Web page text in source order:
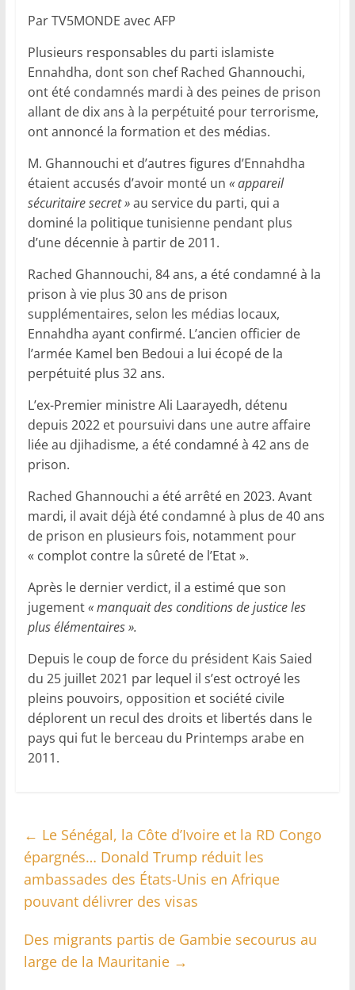
Par TV5MONDE avec AFP
Plusieurs responsables du parti islamiste
Ennahdha, dont son chef Rached Ghannouchi,
ont été condamnés mardi à des peines de prison
allant de dix ans à la perpétuité pour terrorisme,
ont annoncé la formation et des médias.
M. Ghannouchi et d’autres figures d’Ennahdha
étaient accusés d’avoir monté un « appareil
sécuritaire secret »au service du parti, qui a
dominé la politique tunisienne pendant plus
d’une décennie à partir de 2011.
Rached Ghannouchi, 84 ans, a été condamné à la
prison à vie plus 30 ans de prison
supplémentaires, selon les médias locaux,
Ennahdha ayant confirmé. L’ancien officier de
l’armée Kamel ben Bedoui a lui écopé de la
perpétuité plus 32 ans.
L’ex-Premier ministre Ali Laarayedh, détenu
depuis 2022 et poursuivi dans une autre affaire
liée au djihadisme, a été condamné à 42 ans de
prison.
Rached Ghannouchi a été arrêté en 2023. Avant
mardi, il avait déjà été condamné à plus de 40 ans
de prison en plusieurs fois, notamment pour
« complot contre la sûreté de l’Etat ».
Après le dernier verdict, il a estimé que son
jugement« manquait des conditions de justice les
plus élémentaires ».
Depuis le coup de force du président Kais Saied
du 25 juillet 2021 par lequel il s’est octroyé les
pleins pouvoirs, opposition et société civile
déplorent un recul des droits et libertés dans le
pays qui fut le berceau du Printemps arabe en
2011.
← Le Sénégal, la Côte d’Ivoire et la RD Congo
épargnés… Donald Trump réduit les
ambassades des États-Unis en Afrique
pouvant délivrer des visas
Des migrants partis de Gambie secourus au
large de la Mauritanie →